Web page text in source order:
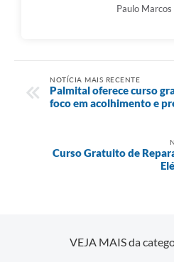
Paulo
NOTÍCIA MAIS RECENTE
Palmital oferece curso
foco em acolhimento e
Curso Gratuito de
VEJA MAIS da